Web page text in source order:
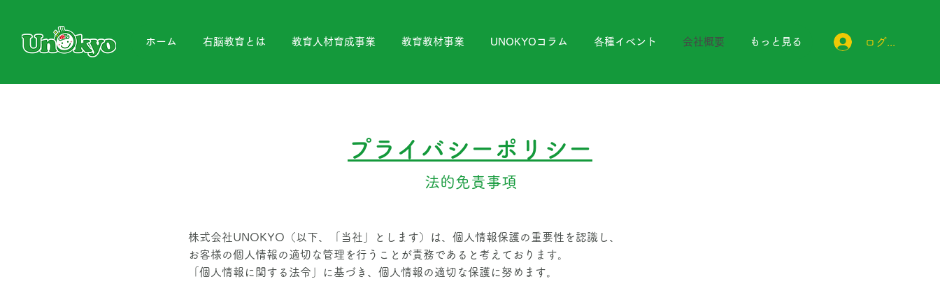
ホーム 右脳教育とは 教育人材育成事業 教育教材事業 UNOKYOコラム 各種イベント 会社概要 もっと見る ログイン
プライバシーポリシー
法的免責事項
株式会社UNOKYO（以下、「当社」とします）は、個人情報保護の重要性を認識し、
お客様の個人情報の適切な管理を行うことが責務であると考えております。
「個人情報に関する法令」に基づき、個人情報の適切な保護に努めます。